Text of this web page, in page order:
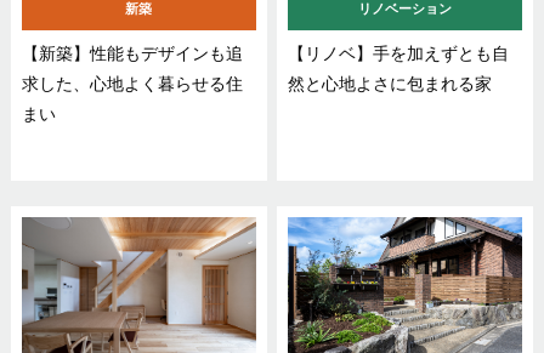
新築
【新築】性能もデザインも追
求した、心地よく暮らせる住
まい
リノベーション
【リノベ】手を加えずとも自
然と心地よさに包まれる家